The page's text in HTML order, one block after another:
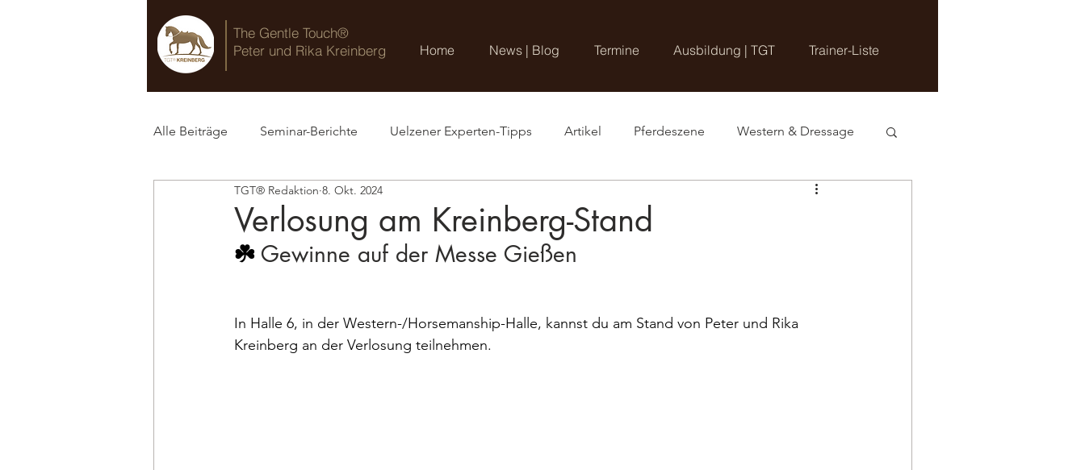
The Gentle Touch®
Peter und Rika Kreinberg
Home News | Blog Termine Ausbildung | TGT Trainer-Liste
Alle Beiträge Seminar-Berichte Uelzener Experten-Tipps Artikel Pferdeszene Western & Dressage
TGT® Blog
Verlosung am Kreinberg-Stand
TGT® Redaktion 8. Okt. 2024
☘️ Gewinne auf der Messe Gießen
In Halle 6, in der Western-/Horsemanship-Halle, kannst du am Stand von Peter und Rika
Kreinberg an der Verlosung teilnehmen.